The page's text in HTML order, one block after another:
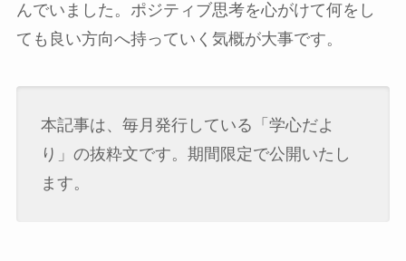
んでいました。ポジティブ思考を心がけて何をし
ても良い方向へ持っていく気概が大事です。
本記事は、毎月発行している「学心だよ
り」の抜粋文です。期間限定で公開いたし
ます。